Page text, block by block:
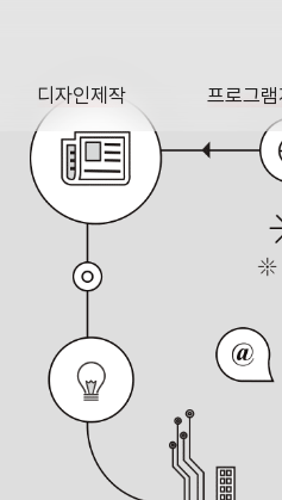
디자인제작
DESIGN
프로그